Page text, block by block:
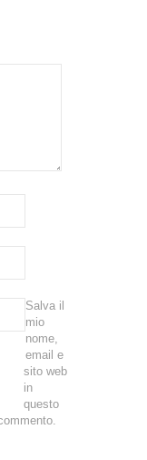
Salva il
mio
nome,
email e
sito web
in
questo